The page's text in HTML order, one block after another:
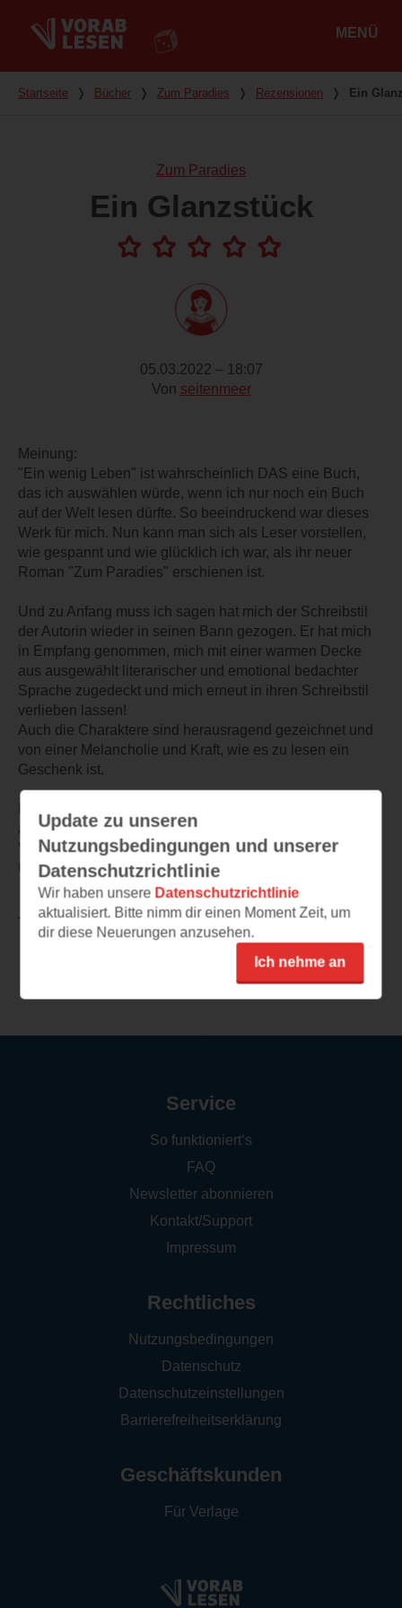
MENÜ
Du bist hier
Startseite ❭ Bücher ❭ Zum Paradies ❭ Rezensionen ❭ Ein
Zum Paradies
Ein Glanzstück
05.03.2022 – 18:07
Von seitenmeer
Meinung:
"Ein wenig Leben" ist wahrscheinlich DAS eine Buch,
das ich auswählen würde, wenn ich nur noch ein Buch
auf der Welt lesen dürfte. So beeindruckend war dieses
Werk für mich. Nun kann man sich als Leser vorstellen,
wie gespannt und wie glücklich ich war, als ihr neuer
Roman "Zum Paradies" erschienen ist.
Und zu Anfang muss ich sagen hat mich der Schreibstil
der Autorin wieder in seinen Bann gezogen. Er hat mich
in Empfang genommen, mich mit einer warmen Decke
aus ausgewählt literarischer und emotional bedachter
Sprache zugedeckt und mich erneut in ihren Schreibstil
verlieben lassen!
Auch die Charaktere sind herausragend gezeichnet und
von einer Melancholie und Kraft, wie es zu lesen ein
Geschenk ist.
anspruchsvoller Roman, der vielleicht nicht ganz an den
Vorgänger heranreicht, aber nicht weniger glanzvoll ist.
Unbedingt lesen!!!
TEILEN
Update zu unseren
Nutzungsbedingungen und unserer
Datenschutzrichtlinie
Wir haben unsere Datenschutzrichtlinie
aktualisiert. Bitte nimm dir einen Moment Zeit, um
dir diese Neuerungen anzusehen.
Ich nehme an
Service
So funktioniert‘s
FAQ
Newsletter abonnieren
Kontakt/Support
Impressum
Rechtliches
Nutzungsbedingungen
Datenschutz
Datenschutzeinstellungen
Barrierefreiheitserklärung
Geschäftskunden
Für Verlage